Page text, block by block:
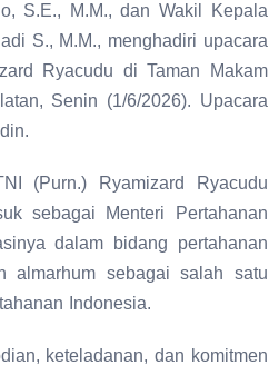
S.E., M.M., dan Wakil Kepala
S., M.M., menghadiri upacara
Ryacudu di Taman Makam
Senin (1/6/2026). Upacara
(Purn.) Ryamizard Ryacudu
sebagai Menteri Pertahanan
dalam bidang pertahanan
almarhum sebagai salah satu
Indonesia.
keteladanan, dan komitmen